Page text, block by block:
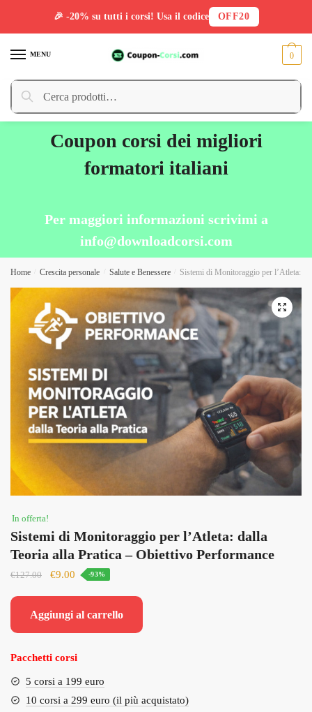
MENU
Cerca:
Cerca
0
Coupon corsi dei migliori
formatori italiani
Per maggiori informazioni scrivimi a
info@downloadcorsi.com
Home Crescita personale Salute e Benessere Sistemi di Monitoraggio per l’Atleta:
🔍
In offerta!
Sistemi di Monitoraggio per l’Atleta: dalla
Teoria alla Pratica – Obiettivo Performance
€127.00
Il
era:
€9.00 Il
è:
-93%
Aggiungi al carrello
Pacchetti corsi
5 corsi a 199 euro
10 corsi a 299 euro (il più acquistato)
🎉 -20% su tutti i corsi! Usa il codice OFF20